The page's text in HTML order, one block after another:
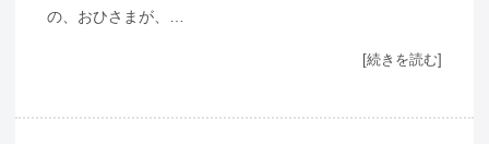
の、おひさまが、…
[続きを読む]